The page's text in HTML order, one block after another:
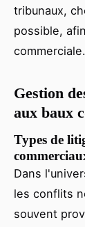
tribunaux,
possible,
commerciale.
Gestion
aux baux
Types de
Dans
les conflits
souvent